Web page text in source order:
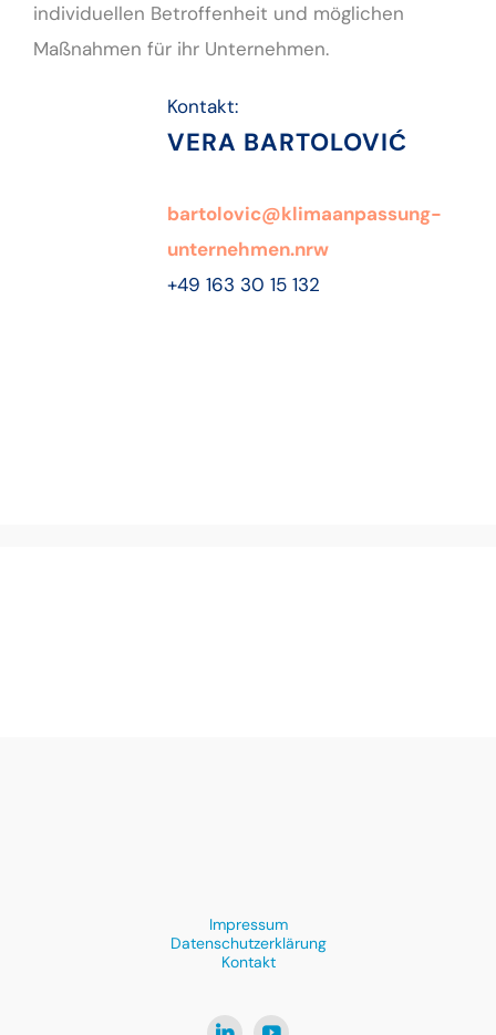
individuellen Betroffenheit und möglichen
Maßnahmen für ihr Unternehmen.
Kontakt:
VERA BARTOLOVIĆ
bartolovic@klimaanpassung-
unternehmen.nrw
+49 163 30 15 132
Impressum
Datenschutzerklärung
Kontakt